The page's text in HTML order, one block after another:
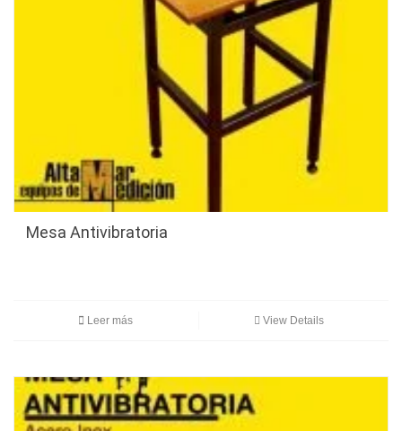
Mesa Antivibratoria
Leer más View Details